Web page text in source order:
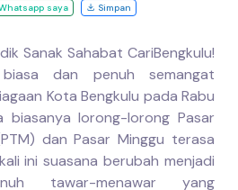
saya Simpan
Sanak Sahabat CariBengkulu!
dan penuh semangat
Kota Bengkulu pada Rabu
biasanya lorong-lorong Pasar
dan Pasar Minggu terasa
ini suasana berubah menjadi
tawar-menawar yang